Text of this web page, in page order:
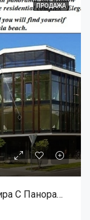
ПРОДАЖА
Эргономичная, 4-Комнатная Квартира С Панорамным Эркером В Гостиной, В Курортном Комплексе “Elegija”: